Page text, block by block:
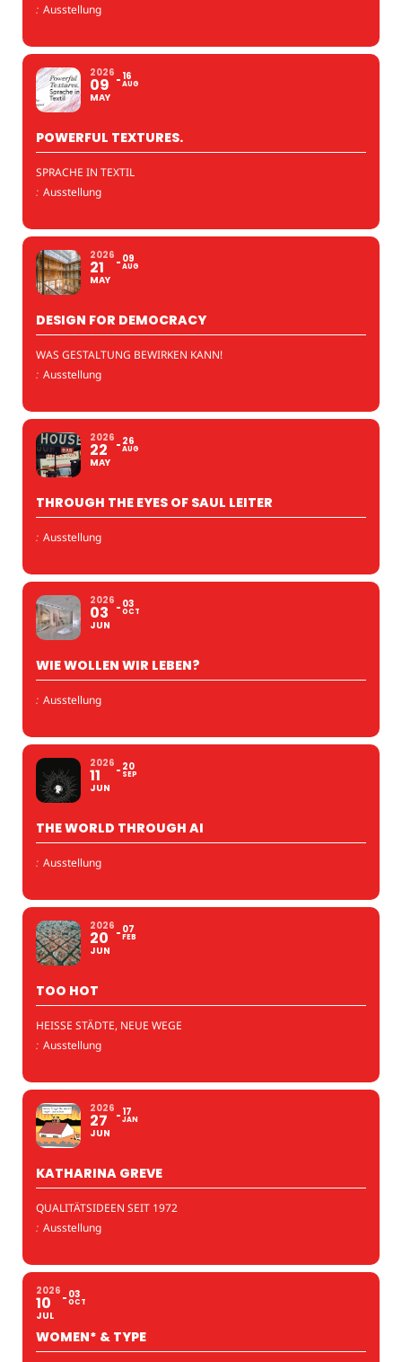
: Ausstellung
2026
09
MAY
16
AUG
POWERFUL TEXTURES.
SPRACHE IN TEXTIL
: Ausstellung
2026
21
MAY
09
AUG
DESIGN FOR DEMOCRACY
WAS GESTALTUNG BEWIRKEN KANN!
: Ausstellung
2026
22
MAY
26
AUG
THROUGH THE EYES OF SAUL LEITER
: Ausstellung
2026
03
JUN
03
OCT
WIE WOLLEN WIR LEBEN?
: Ausstellung
2026
11
JUN
20
SEP
THE WORLD THROUGH AI
: Ausstellung
2026
20
JUN
07
FEB
TOO HOT
HEISSE STÄDTE, NEUE WEGE
: Ausstellung
2026
27
JUN
17
JAN
KATHARINA GREVE
QUALITÄTSIDEEN SEIT 1972
: Ausstellung
2026
10
JUL
03
OCT
WOMEN* & TYPE